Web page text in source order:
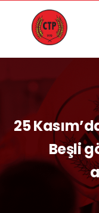
25
Beşli